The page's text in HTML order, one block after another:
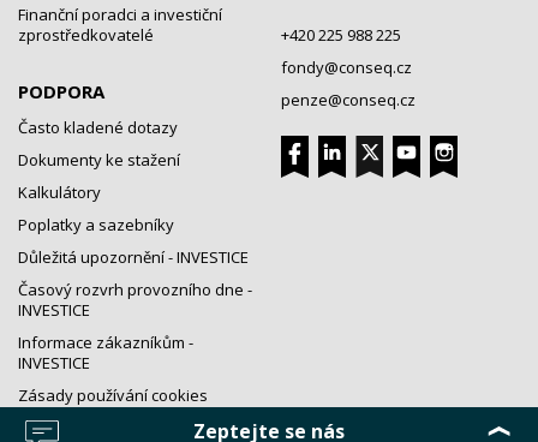
Zeptejte se nás
Finanční poradci a investiční
zprostředkovatelé
PODPORA
Často kladené dotazy
Dokumenty ke stažení
Kalkulátory
Poplatky a sazebníky
Důležitá upozornění - INVESTICE
Časový rozvrh provozního dne -
INVESTICE
Informace zákazníkům -
INVESTICE
Zásady používání cookies
+420 225 988 225
fondy@conseq.cz
penze@conseq.cz